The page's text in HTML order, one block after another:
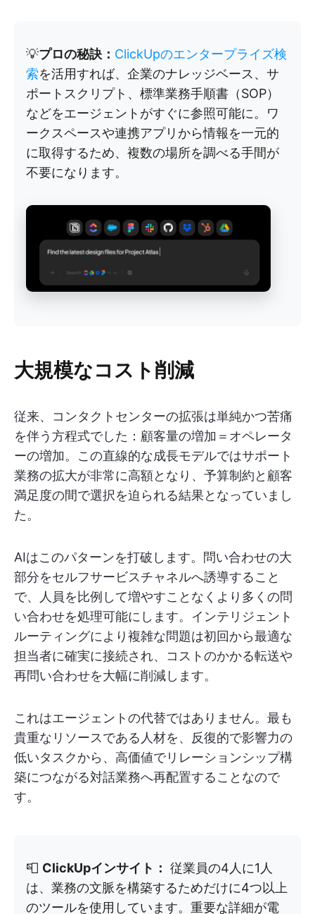
💡プロの秘訣： ClickUpのエンタープライズ検
索を活用すれば、企業のナレッジベース、サ
ポートスクリプト、標準業務手順書（SOP）
などをエージェントがすぐに参照可能に。ワ
ークスペースや連携アプリから情報を一元的
に取得するため、複数の場所を調べる手間が
不要になります。
大規模なコスト削減
従来、コンタクトセンターの拡張は単純かつ苦痛
を伴う方程式でした：顧客量の増加＝オペレータ
ーの増加。この直線的な成長モデルではサポート
業務の拡大が非常に高額となり、予算制約と顧客
満足度の間で選択を迫られる結果となっていまし
た。
AIはこのパターンを打破します。問い合わせの大
部分をセルフサービスチャネルへ誘導すること
で、人員を比例して増やすことなくより多くの問
い合わせを処理可能にします。インテリジェント
ルーティングにより複雑な問題は初回から最適な
担当者に確実に接続され、コストのかかる転送や
再問い合わせを大幅に削減します。
これはエージェントの代替ではありません。最も
貴重なリソースである人材を、反復的で影響力の
低いタスクから、高価値でリレーションシップ構
築につながる対話業務へ再配置することなので
す。
📮 ClickUpインサイト： 従業員の4人に1人
は、業務の文脈を構築するためだけに4つ以上
のツールを使用しています。重要な詳細が電